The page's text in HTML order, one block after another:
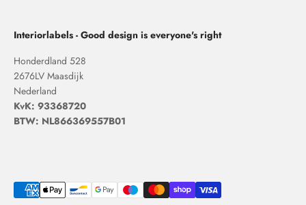
Interiorlabels - Good design is everyone's right
Honderdland 528
2676LV Maasdijk
Nederland
KvK: 93368720
BTW: NL866369557B01